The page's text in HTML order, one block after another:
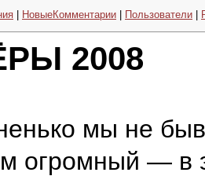
НовыеКомментарии Пользователи
2008
мы не
огромный — в